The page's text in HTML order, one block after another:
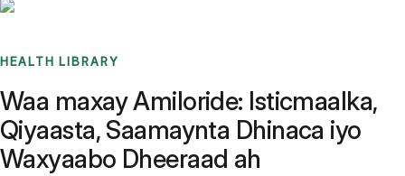
HEALTH LIBRARY
Waa maxay Amiloride: Isticmaalka,
Qiyaasta, Saamaynta Dhinaca iyo
Waxyaabo Dheeraad ah